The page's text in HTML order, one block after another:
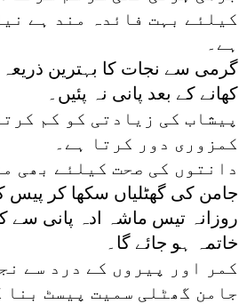
کیلئے بہت فائدہ مند ہے
ہے۔
کھانے کے بعد پانی نہ پئیں۔
کمزوری دور کرتا ہے۔
-9دانتوں کی صحت کیلئے بھی
روزانہ تیس ماشہ ادہ پانی سے
خاتمہ ہو جائے گا۔
جامن گھٹلی سمیت پیسٹ بنا